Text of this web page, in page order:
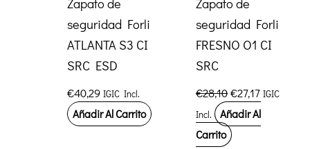
seguridad Forli
ATLANTA S3 CI
SRC ESD
€40,29 IGIC Incl.
Añadir Al Carrito
seguridad Forli
FRESNO O1 CI
SRC
€28,10 El
precio
original
era:
€27,17El
precio
actual
IGIC
Incl.
Añadir Al
Carrito